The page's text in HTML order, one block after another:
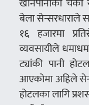
बेला सेन्सरधाराले
१६ हजारमा
व्यवसायीले
ट्यांकी पानी
आएकोमा अहिले
होटलका लागि